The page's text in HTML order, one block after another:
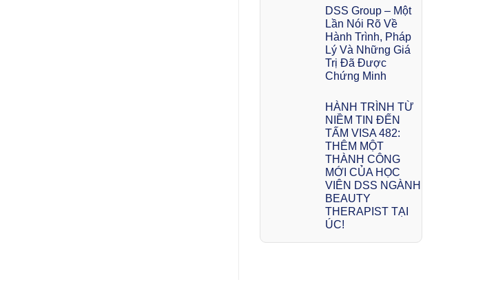
DSS Group – Một
Lần Nói Rõ Về
Hành Trình, Pháp
Lý Và Những Giá
Trị Đã Được
Chứng Minh
HÀNH TRÌNH TỪ
NIỀM TIN ĐẾN
TẤM VISA 482:
THÊM MỘT
THÀNH CÔNG
MỚI CỦA HỌC
VIÊN DSS NGÀNH
BEAUTY
THERAPIST TẠI
ÚC!